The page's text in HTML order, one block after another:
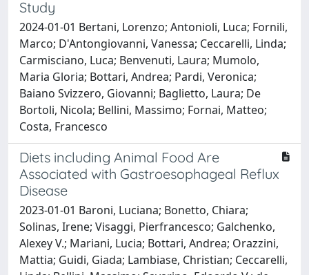
Study
2024-01-01 Bertani, Lorenzo; Antonioli, Luca; Fornili,
Marco; D'Antongiovanni, Vanessa; Ceccarelli, Linda;
Carmisciano, Luca; Benvenuti, Laura; Mumolo,
Maria Gloria; Bottari, Andrea; Pardi, Veronica;
Baiano Svizzero, Giovanni; Baglietto, Laura; De
Bortoli, Nicola; Bellini, Massimo; Fornai, Matteo;
Costa, Francesco
Diets including Animal Food Are
Associated with Gastroesophageal Reflux
Disease
2023-01-01 Baroni, Luciana; Bonetto, Chiara;
Solinas, Irene; Visaggi, Pierfrancesco; Galchenko,
Alexey V.; Mariani, Lucia; Bottari, Andrea; Orazzini,
Mattia; Guidi, Giada; Lambiase, Christian; Ceccarelli,